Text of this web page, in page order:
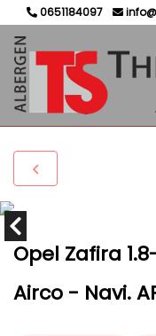
0651184097
Opel Zafira
Airco - Navi.